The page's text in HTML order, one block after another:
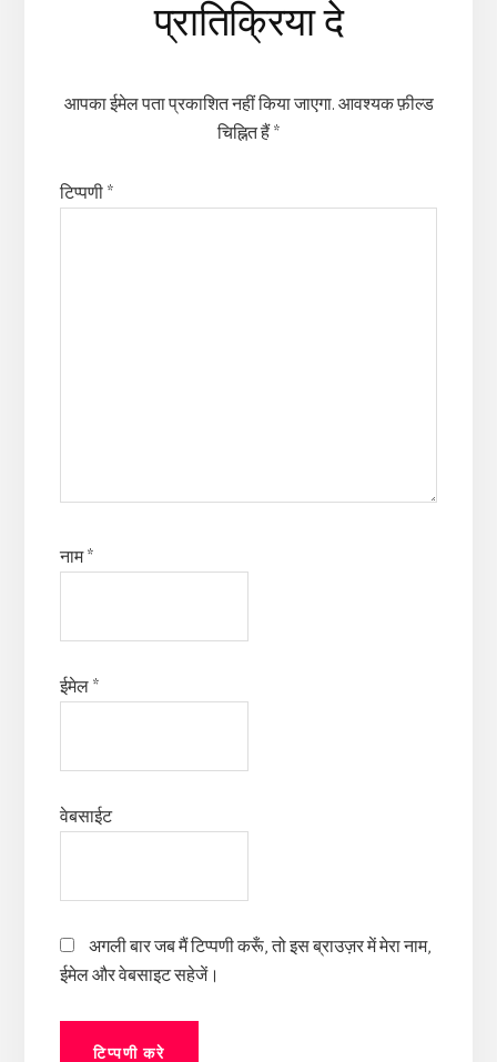
प्रातिक्रिया दे
आपका ईमेल पता प्रकाशित नहीं किया जाएगा. आवश्यक फ़ील्ड
चिह्नित हैं *
टिप्पणी *
नाम*
ईमेल *
वेबसाईट
अगली बार जब मैं टिप्पणी करूँ, तो इस ब्राउज़र में मेरा नाम,
ईमेल और वेबसाइट सहेजें।